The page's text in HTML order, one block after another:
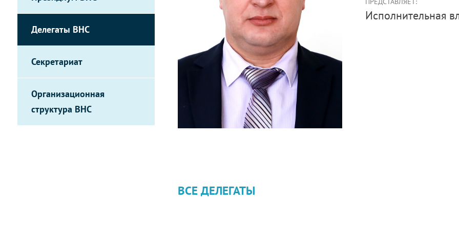
Делегаты ВНС
Секретариат
Организационная
структура ВНС
Иcполнительная
ВСЕ ДЕЛЕГАТЫ